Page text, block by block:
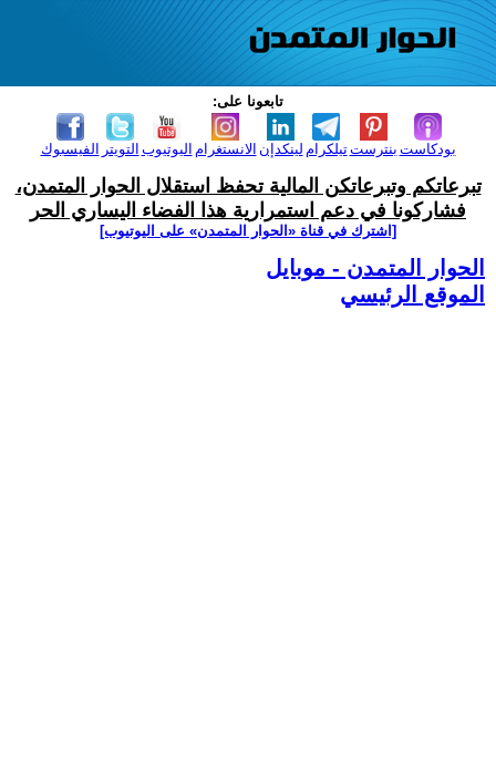
تابعونا على:
الفيسبوك التويتر اليوتيوب الانستغرام لينكدإن تيلكرامبنترست بودكاست
تبرعاتكم وتبرعاتكن المالية تحفظ استقلال الحوار المتمدن،
فشاركونا في دعم استمرارية هذا الفضاء اليساري الحر
[اشترك في قناة ‫«الحوار المتمدن» على اليوتيوب]
الحوار المتمدن - موبايل
الموقع الرئيسي